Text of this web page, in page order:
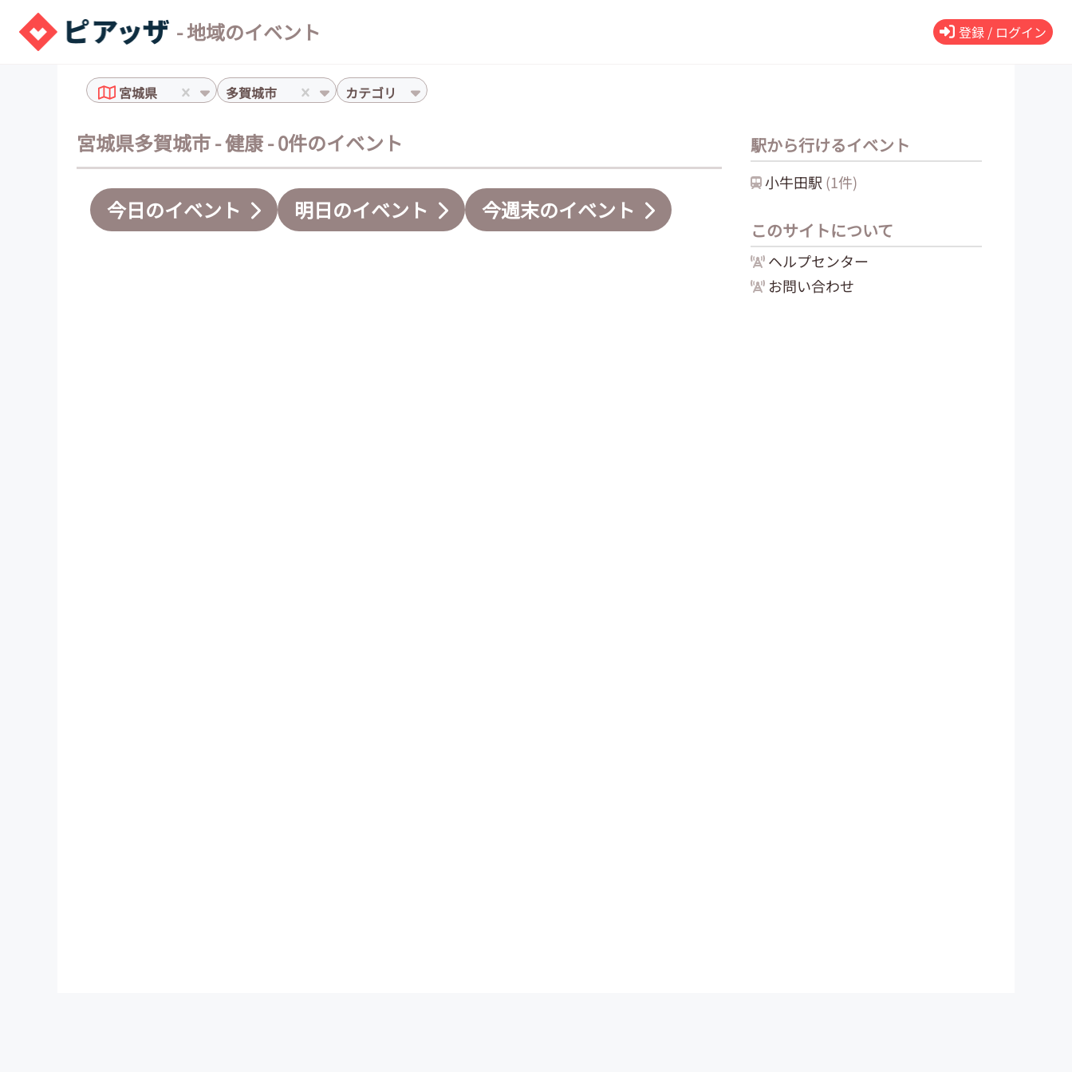
- 地域のイベント 登録 / ログイン
宮城県 多賀城市 カテゴリ
宮城県多賀城市 - 健康 - 0件のイベント
今日のイベント 明日のイベント 今週末のイベント
駅から行けるイベント
小牛田駅 (1件)
このサイトについて
ヘルプセンター
お問い合わせ